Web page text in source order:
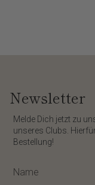
Newsletter
​Melde Dich jetzt zu
unseres Clubs.
Bestellung!